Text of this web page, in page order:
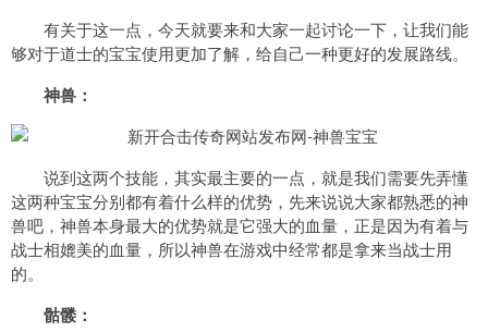
有关于这一点，今天就要来和大家一起讨论一下，让我们能
够对于道士的宝宝使用更加了解，给自己一种更好的发展路线。
神兽：
说到这两个技能，其实最主要的一点，就是我们需要先弄懂
这两种宝宝分别都有着什么样的优势，先来说说大家都熟悉的神
兽吧，神兽本身最大的优势就是它强大的血量，正是因为有着与
战士相媲美的血量，所以神兽在游戏中经常都是拿来当战士用
的。
骷髅：